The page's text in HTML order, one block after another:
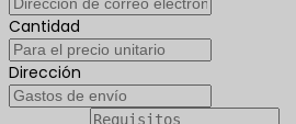
Cantidad
Dirección